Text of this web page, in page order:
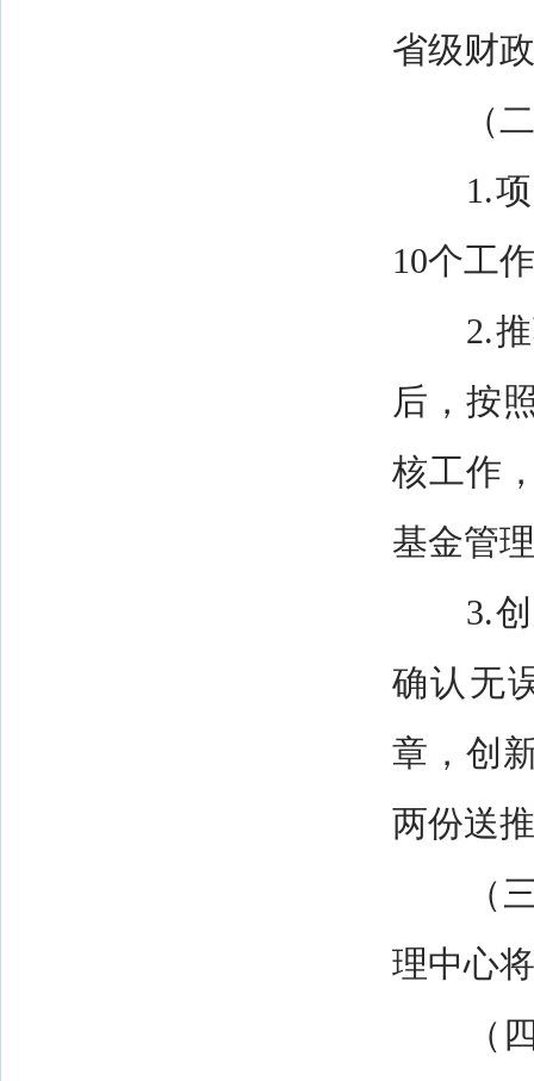
省级财
（二
1.项目
10个工
2.推荐
后，按
核工作
基金管
3.创新
确认无
章，创
两份送
（三
理中心
（四